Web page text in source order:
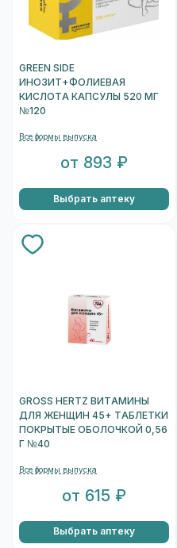
GREEN SIDE
ИНОЗИТ+ФОЛИЕВАЯ
КИСЛОТА КАПСУЛЫ 520 МГ
№120
Все формы выпуска
от 893 ₽
Выбрать аптеку
GROSS HERTZ ВИТАМИНЫ
ДЛЯ ЖЕНЩИН 45+ ТАБЛЕТКИ
ПОКРЫТЫЕ ОБОЛОЧКОЙ 0,56
Г №40
Все формы выпуска
от 615 ₽
Выбрать аптеку